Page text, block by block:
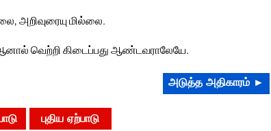
அறிவுரையு மில்லை.
வெற்றி கிடைப்பது ஆண்டவராலேயே.
அடுத்த அதிகாரம் ►
புதிய ஏற்பாடு